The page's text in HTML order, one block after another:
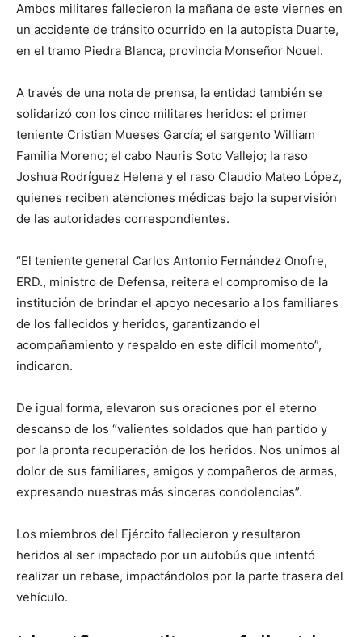
Ambos militares fallecieron la mañana de este viernes en
un accidente de tránsito ocurrido en la autopista Duarte,
en el tramo Piedra Blanca, provincia Monseñor Nouel.
A través de una nota de prensa, la entidad también se
solidarizó con los cinco militares heridos: el primer
teniente Cristian Mueses García; el sargento William
Familia Moreno; el cabo Nauris Soto Vallejo; la raso
Joshua Rodríguez Helena y el raso Claudio Mateo López,
quienes reciben atenciones médicas bajo la supervisión
de las autoridades correspondientes.
“El teniente general Carlos Antonio Fernández Onofre,
ERD., ministro de Defensa, reitera el compromiso de la
institución de brindar el apoyo necesario a los familiares
de los fallecidos y heridos, garantizando el
acompañamiento y respaldo en este difícil momento”,
indicaron.
De igual forma, elevaron sus oraciones por el eterno
descanso de los “valientes soldados que han partido y
por la pronta recuperación de los heridos. Nos unimos al
dolor de sus familiares, amigos y compañeros de armas,
expresando nuestras más sinceras condolencias”.
Los miembros del Ejército fallecieron y resultaron
heridos al ser impactado por un autobús que intentó
realizar un rebase, impactándolos por la parte trasera del
vehículo.